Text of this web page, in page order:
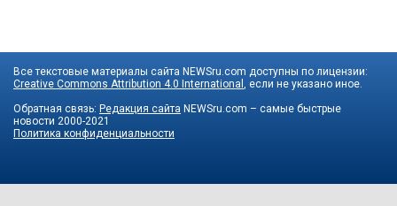
Все текстовые материалы сайта NEWSru.com доступны по лицензии:
Creative Commons Attribution 4.0 International , если не указано иное.
Обратная связь: Редакция сайта NEWSru.com – самые быстрые
новости 2000-2021
Политика конфиденциальности